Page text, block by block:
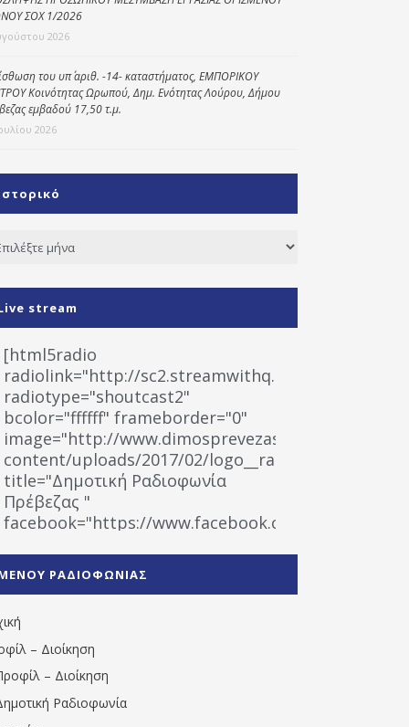
ΣΟΧ 1/2026
2026
του υπ΄ αριθ. -14- καταστήματος, ΕΜΠΟΡΙΚΟΥ
Κοινότητας Ωρωπού, Δημ. Ενότητας Λούρου, Δήμου
εμβαδού 17,50 τ.μ.
2026
stream
[html5radio
radiolink="http://sc2.streamwithq.com:8028/
radiotype="shoutcast2"
bcolor="ffffff" frameborder="0"
image="http://www.dimosprevezas.gr/wp-
content/uploads/2017/02/logo__radiofonias.jpg"
title="Δημοτική Ραδιοφωνία
Πρέβεζας "
facebook="https://www.facebook.com/
1531194763766854/" artist="" ]
ΡΑΔΙΟΦΩΝΙΑΣ
– Διοίκηση
– Διοίκηση
Ραδιοφωνία